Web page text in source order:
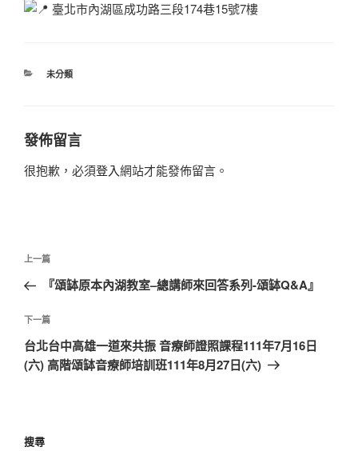
臺北市內湖區成功路三段174巷15號7樓
分
未分類
發佈留言
很抱歉，必須登入網站才能發佈留言。
文
導
覽
上
一
文
章
上一篇
『頌缽原本內湖教室–總講師來回答系列-頌缽Q&A』
下
一
篇
下一篇
台北台中高雄一道來共振 音療師證照課程111年7月16日
(六) 高階頌缽音療師培訓班111年8月27日(六)
搜尋